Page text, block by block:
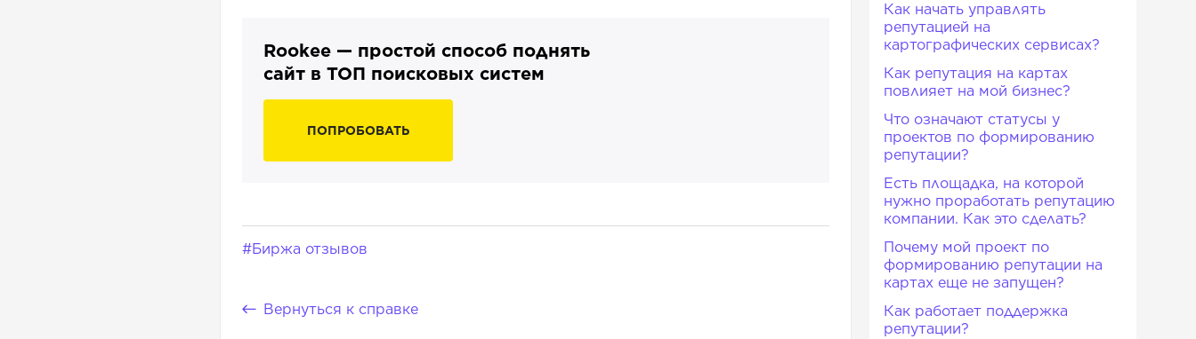
Rookee — простой способ поднять
сайт в ТОП поисковых систем
ПОПРОБОВАТЬ
#Биржа отзывов
Вернуться к справке
Как начать управлять
репутацией на
картографических сервисах?
Как репутация на картах
повлияет на мой бизнес?
Что означают статусы у
проектов по формированию
репутации?
Есть площадка, на которой
нужно проработать репутацию
компании. Как это сделать?
Почему мой проект по
формированию репутации на
картах еще не запущен?
Как работает поддержка
репутации?